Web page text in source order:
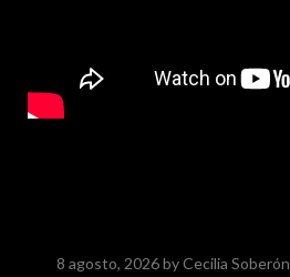
8 agosto, 2026by Cecilia Soberón